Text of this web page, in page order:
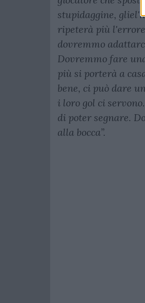
stupidaggine,
ripeterà più
dovremmo
Dovremmo fare
più si porterà a
bene, ci può dare
i loro gol ci
di poter segnare.
alla bocca”.